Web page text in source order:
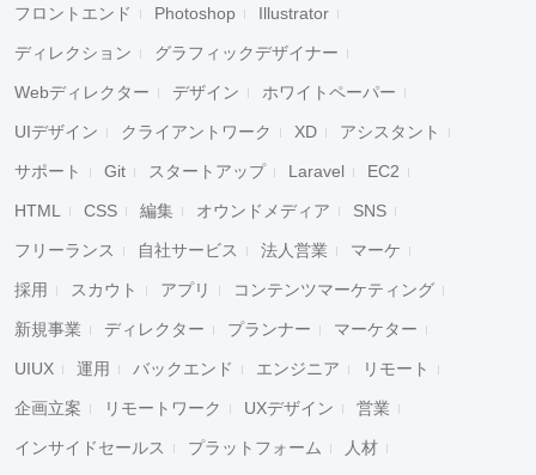
フロントエンド Photoshop Illustrator
ディレクション グラフィックデザイナー
Webディレクター デザイン ホワイトペーパー
UIデザイン クライアントワーク XD アシスタント
サポート Git スタートアップ Laravel EC2
HTML CSS 編集 オウンドメディア SNS
フリーランス 自社サービス 法人営業 マーケ
採用 スカウト アプリ コンテンツマーケティング
新規事業 ディレクター プランナー マーケター
UIUX 運用 バックエンド エンジニア リモート
企画立案 リモートワーク UXデザイン 営業
インサイドセールス プラットフォーム 人材